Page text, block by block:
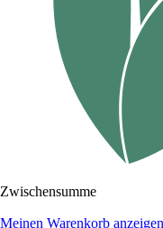
Zwischensumme
Meinen Warenkorb anzeigen